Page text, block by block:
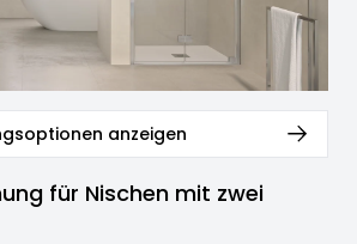
anzeigen
für Nischen mit zwei